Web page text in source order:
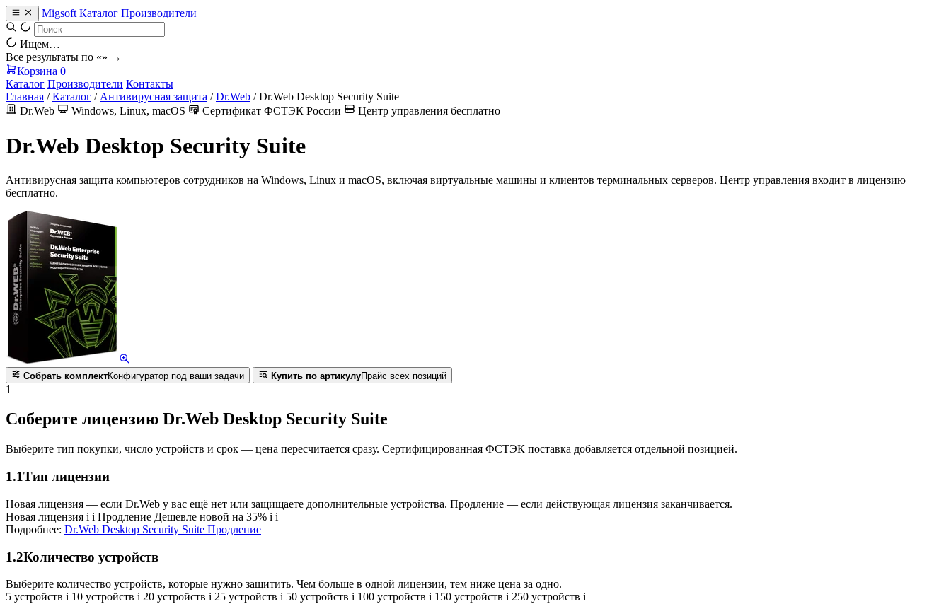
Migsoft Каталог Производители
Ищем…
Все результаты по «» →
Корзина 0
Каталог Производители Контакты
Главная / Каталог / Антивирусная защита / Dr.Web / Dr.Web Desktop Security Suite
Dr.Web
Windows, Linux, macOS Сертификат ФСТЭК России Центр управления бесплатно
Dr.Web Desktop Security Suite
Антивирусная защита компьютеров сотрудников на Windows, Linux и macOS, включая виртуальные машины и клиентов терминальных серверов. Центр управления входит в лицензию
бесплатно.
Собрать комплектКонфигуратор под ваши задачи Купить по артикулуПрайс всех позиций
1
Соберите лицензию Dr.Web Desktop Security Suite
Выберите тип покупки, число устройств и срок — цена пересчитается сразу. Сертифицированная ФСТЭК поставка добавляется отдельной позицией.
1.1Тип лицензии
Новая лицензия — если Dr.Web у вас ещё нет или защищаете дополнительные устройства. Продление — если действующая лицензия заканчивается.
Новая лицензия i i Продление Дешевле новой на 35% i i
Подробнее: Dr.Web Desktop Security Suite Продление
1.2Количество устройств
Выберите количество устройств, которые нужно защитить. Чем больше в одной лицензии, тем ниже цена за одно.
5 устройств i 10 устройств i 20 устройств i 25 устройств i 50 устройств i 100 устройств i 150 устройств i 250 устройств i